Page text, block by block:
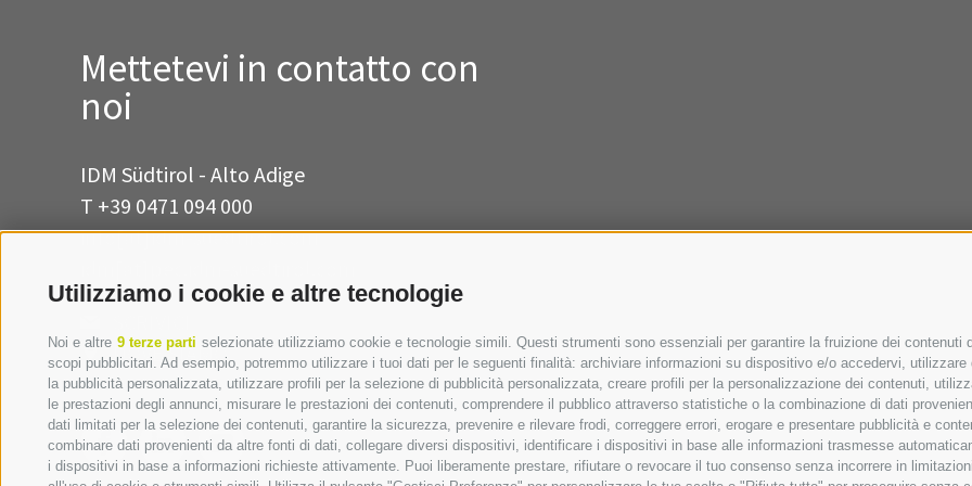
Utilizziamo i cookie e altre tecnologie
Noi e altre 9 terze parti selezionate utilizziamo cookie e tecnologie simili. Questi strumenti sono essenziali per garantire la fruizione dei
scopi pubblicitari. Ad esempio, potremmo utilizzare i tuoi dati per le seguenti finalità: archiviare informazioni su dispositivo e/o accedervi,
la pubblicità personalizzata, utilizzare profili per la selezione di pubblicità personalizzata, creare profili per la personalizzazione dei contenuti,
le prestazioni degli annunci, misurare le prestazioni dei contenuti, comprendere il pubblico attraverso statistiche o la combinazione di dati
dati limitati per la selezione dei contenuti, garantire la sicurezza, prevenire e rilevare frodi, correggere errori, erogare e presentare pubblicità e
combinare dati provenienti da altre fonti di dati, collegare diversi dispositivi, identificare i dispositivi in base alle informazioni trasmesse
i dispositivi in base a informazioni richieste attivamente. Puoi liberamente prestare, rifiutare o revocare il tuo consenso senza incorrere in
Mettetevi in contatto con
noi
IDM Südtirol - Alto Adige
T +39 0471 094 000
info[at]idm-suedtirol.com
DOVE SIAMO